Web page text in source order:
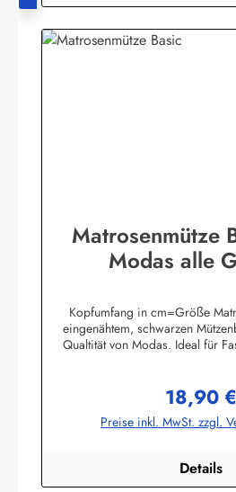
Matrosenmütze
Modas alle
Kopfumfang in cm=Größe
eingenähtem, schwarzen
Qualtität von Modas. Ideal für
Wittmundinfo@modas-
Regulärer
18,90 €
Preise inkl. MwSt. zzgl.
Details